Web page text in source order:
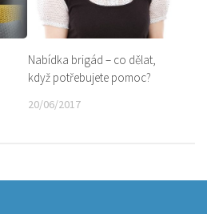
Nabídka brigád – co dělat,
když potřebujete pomoc?
20/06/2017